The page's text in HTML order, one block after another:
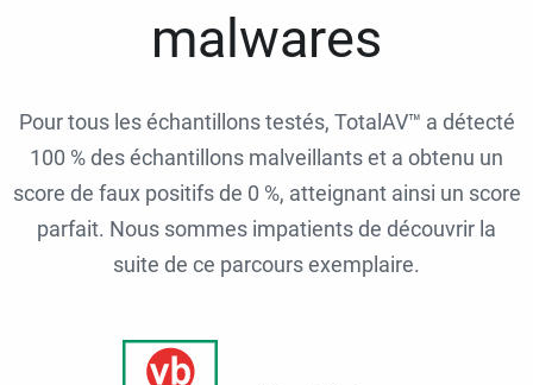
malwares
Pour tous les échantillons testés, TotalAV™ a détecté
100 % des échantillons malveillants et a obtenu un
score de faux positifs de 0 %, atteignant ainsi un score
parfait. Nous sommes impatients de découvrir la
suite de ce parcours exemplaire.